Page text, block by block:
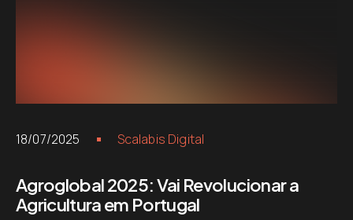
18/07/2025 Scalabis Digital
Agroglobal 2025: Vai Revolucionar a
Agricultura em Portugal